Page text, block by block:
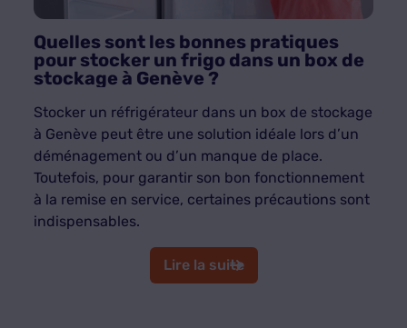
Quelles sont les bonnes pratiques
pour stocker un frigo dans un box de
stockage à Genève ?
Stocker un réfrigérateur dans un box de stockage
à Genève peut être une solution idéale lors d’un
déménagement ou d’un manque de place.
Toutefois, pour garantir son bon fonctionnement
à la remise en service, certaines précautions sont
indispensables.
Lire la suite